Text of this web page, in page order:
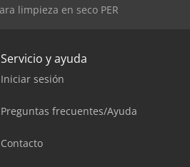
limpieza en seco PER
Servicio y ayuda
Iniciar sesión
Preguntas frecuentes/Ayuda
Contacto